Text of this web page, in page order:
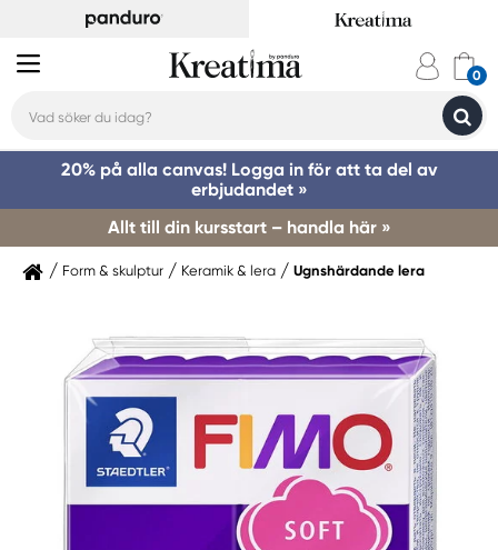
20% på alla canvas! Logga in för att ta del av
erbjudandet »
Allt till din kursstart – handla här »
Form & skulptur Keramik & lera Ugnshärdande lera